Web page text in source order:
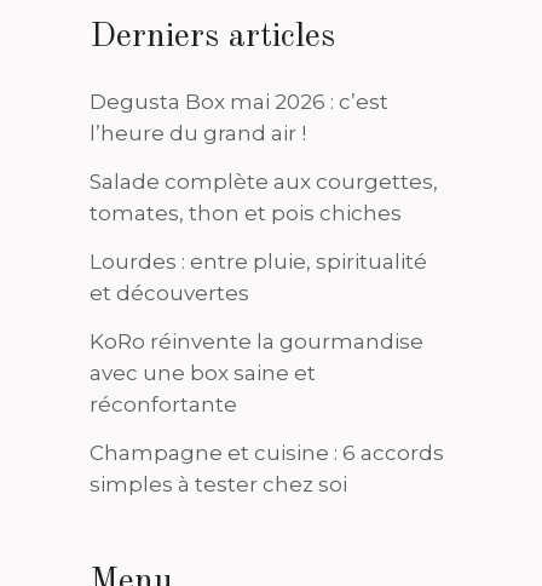
Derniers articles
Degusta Box mai 2026 : c’est
l’heure du grand air !
Salade complète aux courgettes,
tomates, thon et pois chiches
Lourdes : entre pluie, spiritualité
et découvertes
KoRo réinvente la gourmandise
avec une box saine et
réconfortante
Champagne et cuisine : 6 accords
simples à tester chez soi